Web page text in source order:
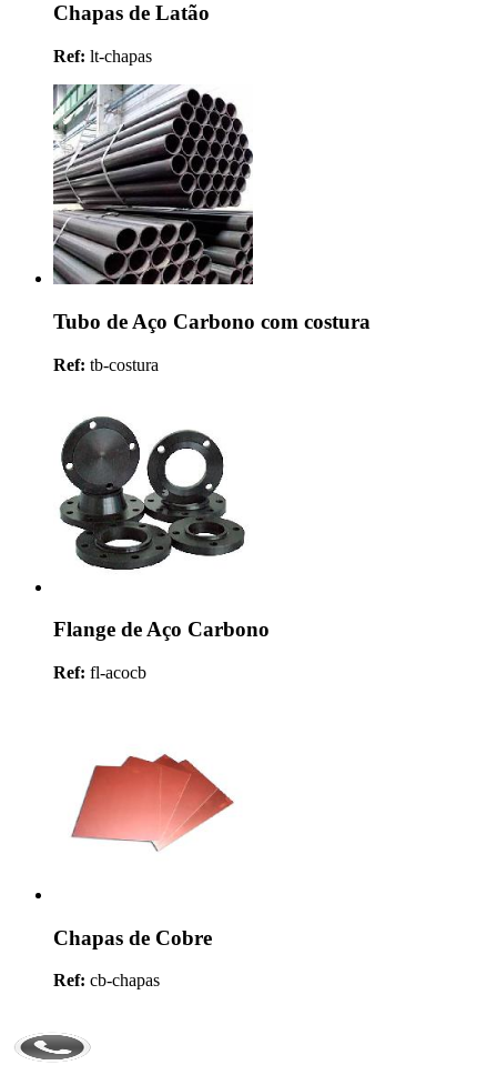
Chapas de Latão
Ref: lt-chapas
Tubo de Aço Carbono com costura
Ref: tb-costura
Flange de Aço Carbono
Ref: fl-acocb
Chapas de Cobre
Ref: cb-chapas